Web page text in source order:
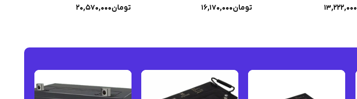
۱۳,۲۲۲,۰۰۰ تومان۱۶,۱۷۰,۰۰۰ تومان۲۰,۵۷۰,۰۰۰